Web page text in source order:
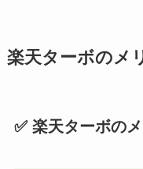
楽天ターボのメ
✅ 楽天ターボの